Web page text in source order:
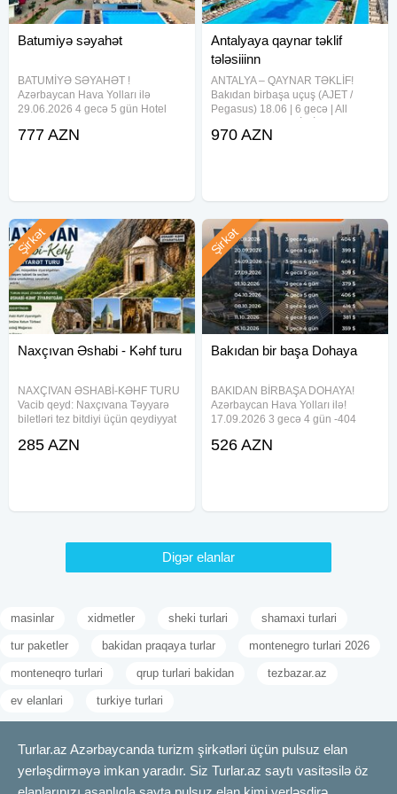
Batumiyə səyahət
BATUMİYƏ SƏYAHƏT !
Azərbaycan Hava Yolları ilə
29.06.2026 4 gecə 5 gün Hotel
Hotel Batumi 4*-501 USD Grand
777 AZN
Antalyaya qaynar təklif
tələsiiinn
ANTALYA – QAYNAR TƏKLİF!
Bakıdan birbaşa uçuş (AJET /
Pegasus) 18.06 | 6 gecə | All
Sun Fire Beach Hotel 4★ – 571$-
970 AZN
Naxçıvan Əshabi - Kəhf turu
NAXÇIVAN ƏSHABİ-KƏHF TURU
Vacib qeyd: Naxçıvana Təyyarə
biletləri tez bitdiyi üçün qeydiyyat
Naxçıvan turu: 2 Günlük Səyahət
Şirkət
285 AZN
Bakıdan bir başa Dohaya
BAKIDAN BİRBAŞA DOHAYA!
Azərbaycan Hava Yolları ilə!
17.09.2026 3 gecə 4 gün -404
-399 USD 24.09.2026 3 gecə 4
Şirkət
526 AZN
Digər elanlar
masinlar xidmetler sheki turlari shamaxi turlari
tur paketler bakidan praqaya turlar montenegro turlari 2026
monteneqro turlari qrup turlari bakidan tezbazar.az
ev elanlari turkiye turlari
Turlar.az Azərbaycanda turizm şirkətləri üçün pulsuz elan
yerləşdirməyə imkan yaradır. Siz Turlar.az saytı vasitəsilə öz